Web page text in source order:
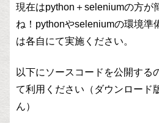
現在はpython＋seleniumの方が
ね！pythonやseleniumの環境準
は各自にて実施ください。
以下にソースコードを公開する
て利用ください（ダウンロード
ん）